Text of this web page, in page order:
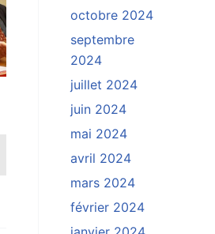
octobre 2024
septembre
2024
juillet 2024
juin 2024
mai 2024
avril 2024
mars 2024
février 2024